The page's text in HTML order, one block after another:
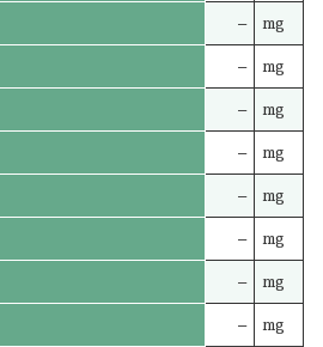
– mg
– mg
– mg
– mg
– mg
– mg
– mg
– mg